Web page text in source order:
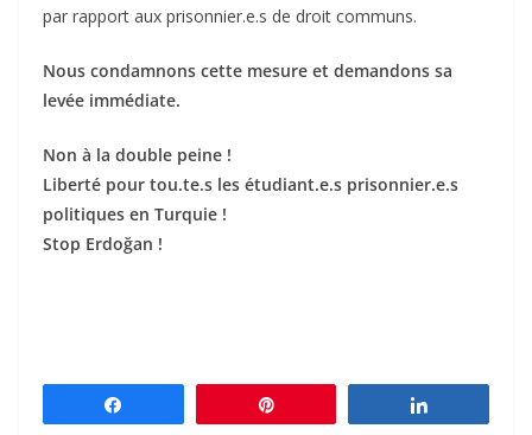
par rapport aux prisonnier.e.s de droit communs.
Nous condamnons cette mesure et demandons sa
levée immédiate.
Non à la double peine !
Liberté pour tou.te.s les étudiant.e.s prisonnier.e.s
politiques en Turquie !
Stop Erdoğan !